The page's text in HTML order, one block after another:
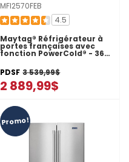
MFI2570FEB
4.5
Maytag® Réfrigérateur à
portes françaises avec
fonction PowerCold® - 36
PDSF 3 539,99$
2 889,99$
Promo!